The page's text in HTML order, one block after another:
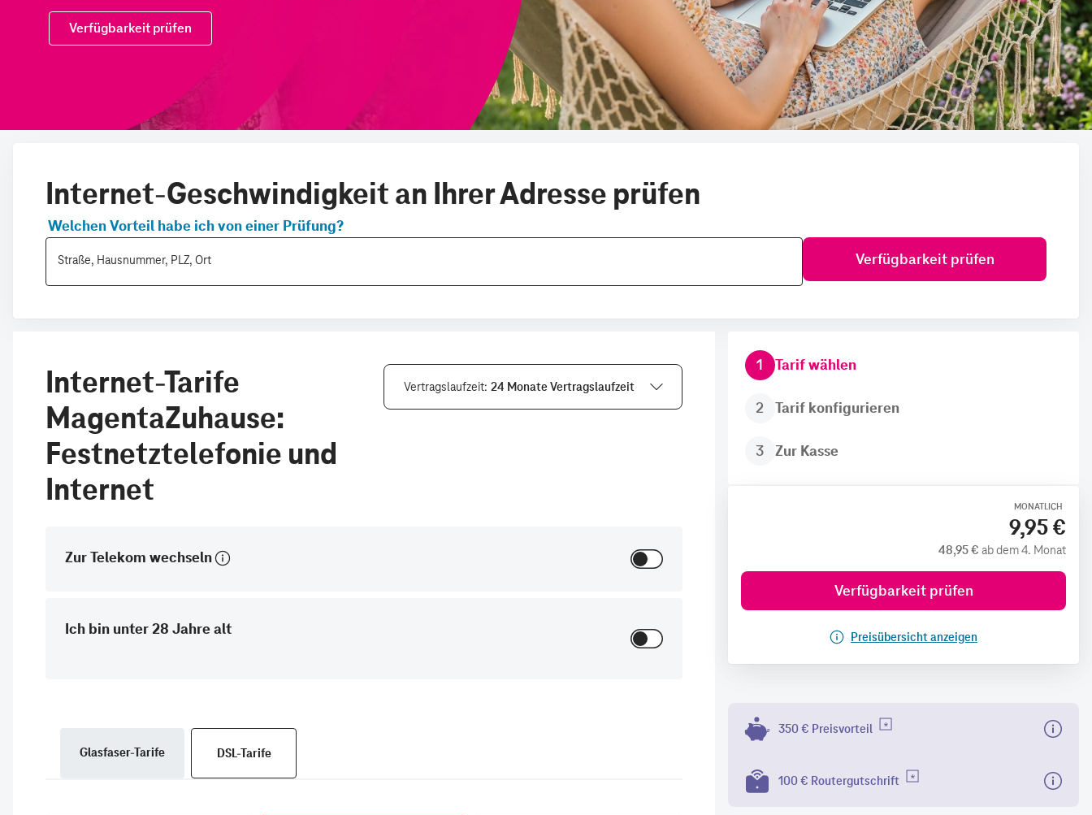
Internet-Geschwindigkeit an Ihrer Adresse prüfen
Welchen Vorteil habe ich von einer Prüfung?
Straße, Hausnummer, PLZ, Ort Verfügbarkeit prüfen
Internet-Tarife
MagentaZuhause:
Festnetztelefonie und
Internet
Vertragslaufzeit 24 Monate Vertragslaufzeit
Zur Telekom wechseln
Ich bin unter 28 Jahre alt
Glasfaser-Tarife DSL-Tarife
1 Tarif wählen
2 Tarif konfigurieren
3 Zur Kasse
MONATLICH
9,95 €
48,95 € ab dem 4. Monat
Verfügbarkeit prüfen
Preisübersicht anzeigen
350 € Preisvorteil
100 € Routergutschrift